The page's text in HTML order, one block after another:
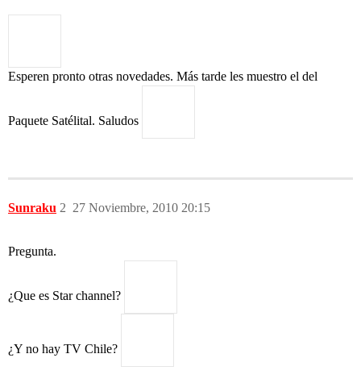
Esperen pronto otras novedades. Más tarde les muestro el del
Paquete Satélital. Saludos
Sunraku 27 Noviembre, 2010 20:15
2
Pregunta.
¿Que es Star channel?
¿Y no hay TV Chile?